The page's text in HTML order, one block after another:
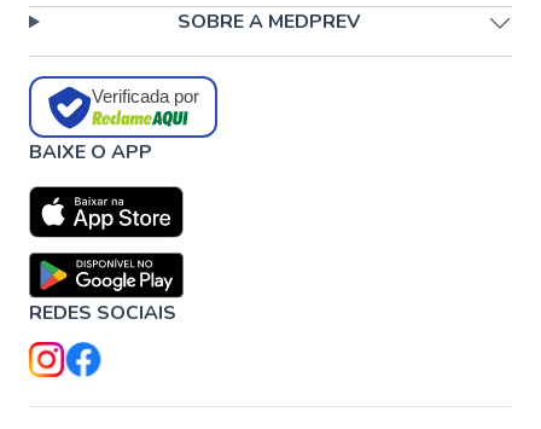
SOBRE A MEDPREV
Verificada por
BAIXE O APP
REDES SOCIAIS